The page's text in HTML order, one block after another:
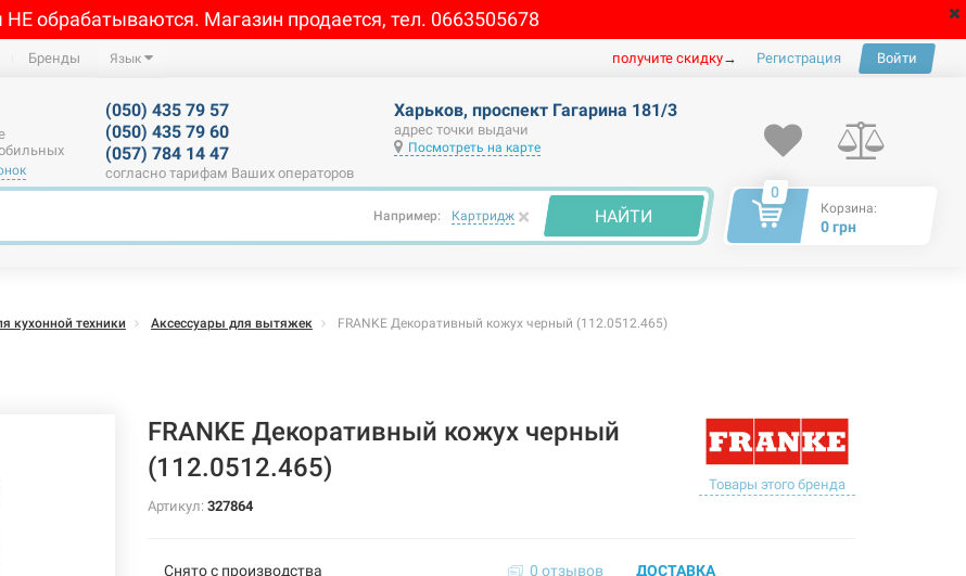
обрабатываются. Магазин продается, тел. 0663505678
Бренды Язык получите скидку→ Регистрация Войти
(050) 435 79 57
(050) 435 79 60
(057) 784 14 47
согласно тарифам Ваших операторов
Харьков, проспект Гагарина 181/3
адрес точки выдачи
Посмотреть на карте
Например: Картридж × НАЙТИ
0
Корзина:
0 грн
кухонной техники Аксессуары для вытяжек FRANKE Декоративный кожух черный (112.0512.465)
FRANKE Декоративный кожух черный
(112.0512.465)
Товары этого бренда
Артикул: 327864
Снято с производства
0 отзывов
ДОСТАВКА